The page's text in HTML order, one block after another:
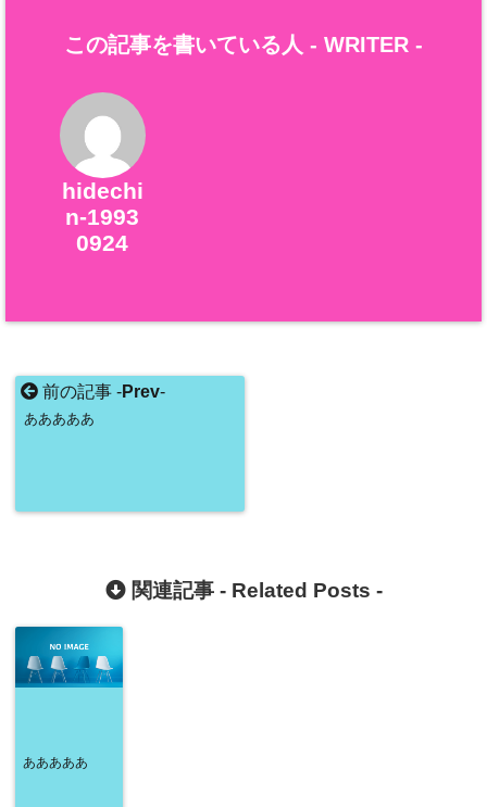
この記事を書いている人 - WRITER -
hidechi
n-1993
0924
前の記事 -Prev-
あああああ
関連記事 - Related Posts -
あああああ